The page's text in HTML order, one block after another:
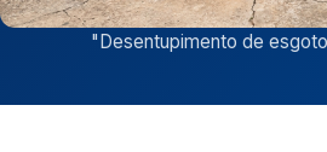
"Desentupimento de